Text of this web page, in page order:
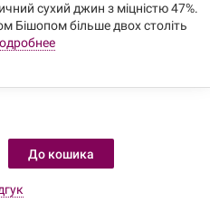
сухий джин з міцністю 47%.
Бішопом більше двох століть